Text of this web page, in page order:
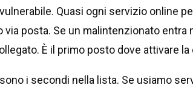
Quasi ogni servizio online
posta. Se un malintenzionato entra
È il primo posto dove attivare
sono i secondi nella lista. Se usiamo